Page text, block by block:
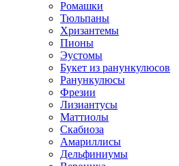
Ромашки
Тюльпаны
Хризантемы
Пионы
Эустомы
Букет из ранункулюсов
Ранункулюсы
Фрезии
Лизиантусы
Маттиолы
Скабиоза
Амариллисы
Дельфиниумы